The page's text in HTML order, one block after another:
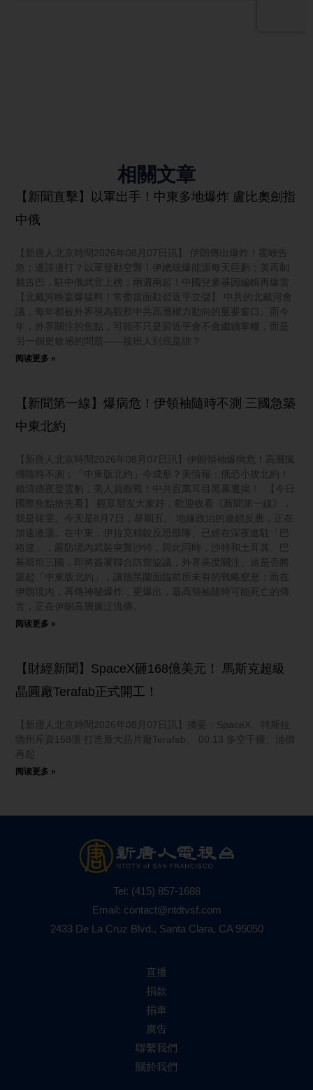
相關文章
【新聞直擊】以軍出手！中東多地爆炸 盧比奧劍指
中俄
【新唐人北京時間2026年08月07日訊】 伊朗傳出爆炸！霍峽告
急；邊談邊打？以軍發動空襲！伊總統爆能源每天巨虧；美再制
裁古巴，駐中俄武官上榜；兩週兩起！中國兒童基因編輯再爆雷
【北戴河晚宴爆猛料！常委當面勸習近平立儲】 中共的北戴河會
議，每年都被外界視為觀察中共高層權力動向的重要窗口。而今
年，外界關注的焦點，可能不只是習近平會不會繼續掌權，而是
另一個更敏感的問題——接班人到底是誰？
阅读更多 »
【新聞第一線】爆病危！伊領袖隨時不測 三國急築
中東北約
【新唐人北京時間2026年08月07日訊】伊朗領袖爆病危！高層瘋
傳隨時不測；「中東版北約」今成形？美情報：俄恐小攻北約！
賴清德夜登雲豹，美人員觀戰！中共百萬耳目黑幕遭揭！ 【今日
國際焦點搶先看】 觀眾朋友大家好，歡迎收看《新聞第一線》，
我是韓霏。今天是8月7日，星期五。 地緣政治的連鎖反應，正在
加速激蕩。在中東，伊拉克精銳反恐部隊、已經在深夜進駐「巴
格達」，嚴防境內武裝突襲沙特，與此同時，沙特和土耳其、巴
基斯坦三國，即將簽署聯合防禦協議，外界高度關注、這是否將
築起「中東版北約」，讓德黑蘭面臨前所未有的戰略窒息；而在
伊朗境內，再傳神秘爆炸，更爆出，最高領袖隨時可能死亡的傳
言，正在伊朗高層廣泛流傳。
阅读更多 »
【財經新聞】SpaceX砸168億美元！ 馬斯克超級
晶圓廠Terafab正式開工！
【新唐人北京時間2026年08月07日訊】摘要：SpaceX、特斯拉
德州斥資168億 打造最大晶片廠Terafab。 00:13 多空干擾、油價
再起
阅读更多 »
Tel: (415) 857-1688
Email: contact@ntdtvsf.com
2433 De La Cruz Blvd., Santa Clara, CA 95050
直播
捐款
捐車
廣告
聯繫我們
關於我們